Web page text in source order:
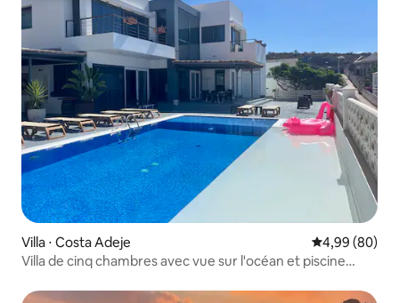
Villa ⋅ Costa Adeje Évaluation
4,99 (80)
Villa de cinq chambres avec vue sur l'océan et piscine